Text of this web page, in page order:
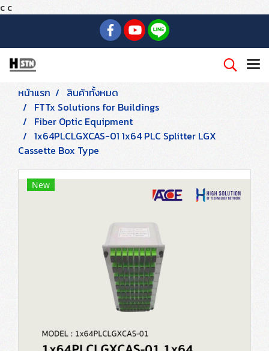
c c
หน้าแรก
สินค้าทั้งหมด
FTTx Solutions for Buildings
Fiber Optic Equipment
1x64PLCLGXCAS-01 1x64 PLC Splitter LGX
Cassette Box Type
New